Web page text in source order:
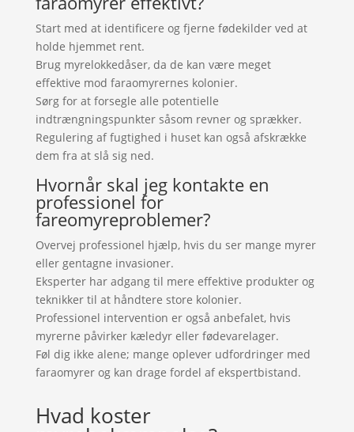
Start med at identificere og fjerne fødekilder ved at
holde hjemmet rent.
Brug myrelokkedåser, da de kan være meget
effektive mod faraomyrernes kolonier.
Sørg for at forsegle alle potentielle
indtrængningspunkter såsom revner og sprækker.
Regulering af fugtighed i huset kan også afskrække
dem fra at slå sig ned.
Hvornår skal jeg kontakte en
professionel for
fareomyreproblemer?
Overvej professionel hjælp, hvis du ser mange myrer
eller gentagne invasioner.
Eksperter har adgang til mere effektive produkter og
teknikker til at håndtere store kolonier.
Professionel intervention er også anbefalet, hvis
myrerne påvirker kæledyr eller fødevarelager.
Føl dig ikke alene; mange oplever udfordringer med
faraomyrer og kan drage fordel af ekspertbistand.
Hvad koster